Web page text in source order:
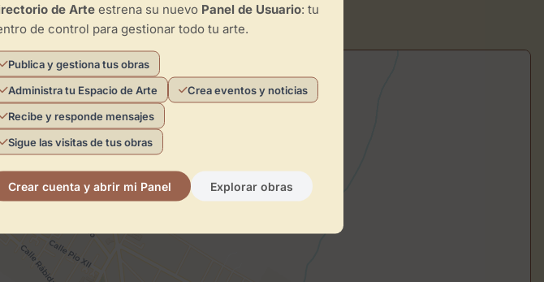
ReketeWapa
×
de Arteestrena su nuevo Panel de Usuario: tu
de control para gestionar todo tu arte.
Publica y gestiona tus obras
Administra tu Espacio de Arte
Crea eventos y noticias
Recibe y responde mensajes
Sigue las visitas de tus obras
Crear cuenta y abrir mi Panel Explorar obras